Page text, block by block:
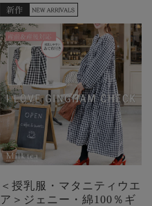
＜授乳服・マタニティウエ
ア＞ジェニー・綿100％ギ